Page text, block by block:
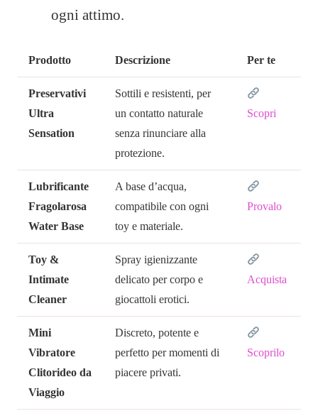
ogni attimo.
Prodotto Descrizione Per te
Preservativi
Ultra
Sensation
Sottili e resistenti, per
un contatto naturale
senza rinunciare alla
protezione.
Scopri
Lubrificante
Fragolarosa
Water Base
A base d’acqua,
compatibile con ogni
toy e materiale.
Provalo
Toy &
Intimate
Cleaner
Spray igienizzante
delicato per corpo e
giocattoli erotici.
Acquista
Mini
Vibratore
Clitorideo da
Viaggio
Discreto, potente e
perfetto per momenti di
piacere privati.
Scoprilo